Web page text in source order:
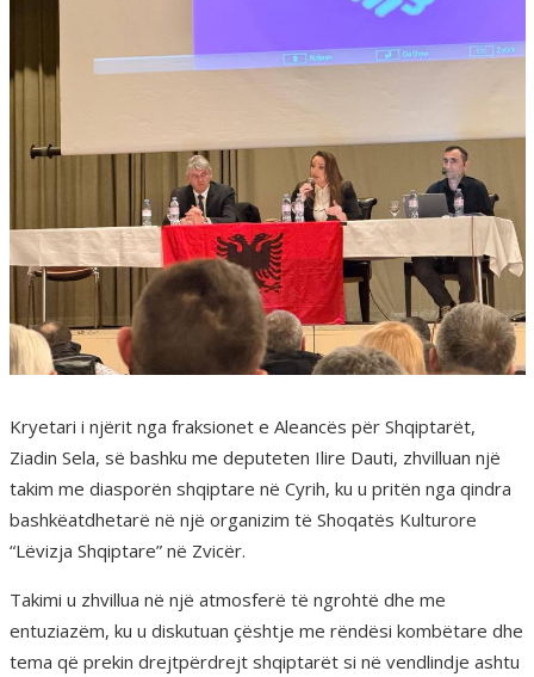
Kryetari i njërit nga fraksionet e Aleancës për Shqiptarët,
Ziadin Sela, së bashku me deputeten Ilire Dauti, zhvilluan një
takim me diasporën shqiptare në Cyrih, ku u pritën nga qindra
bashkëatdhetarë në një organizim të Shoqatës Kulturore
“Lëvizja Shqiptare” në Zvicër.
Takimi u zhvillua në një atmosferë të ngrohtë dhe me
entuziazëm, ku u diskutuan çështje me rëndësi kombëtare dhe
tema që prekin drejtpërdrejt shqiptarët si në vendlindje ashtu